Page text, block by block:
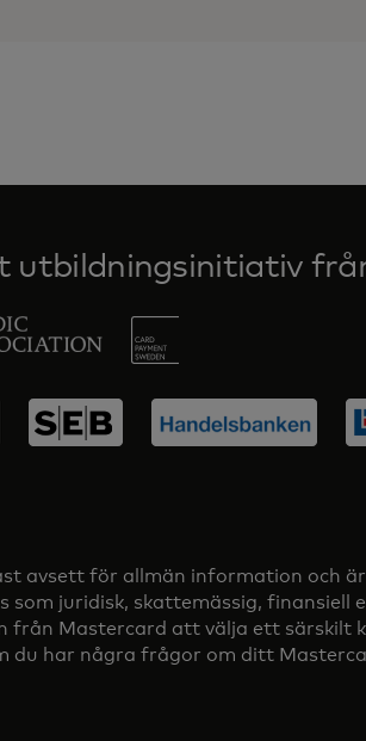
utbildningsinitiativ
avsett för allmän information och
juridisk, skattemässig,
från Mastercard att välja ett
du har några frågor om ditt